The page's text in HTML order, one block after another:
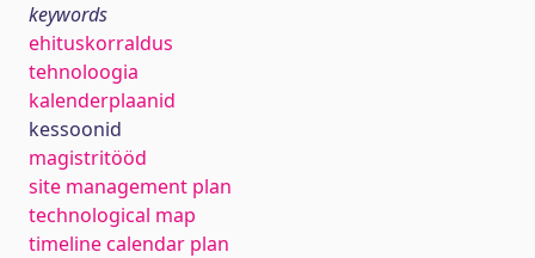
keywords
ehituskorraldus
tehnoloogia
kalenderplaanid
kessoonid
magistritööd
site management plan
technological map
timeline calendar plan